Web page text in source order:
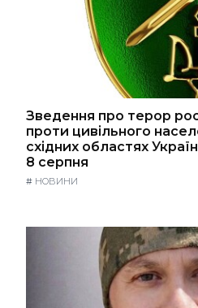
Зведення про терор
проти цивільного
східних областях
8 серпня
# НОВИНИ